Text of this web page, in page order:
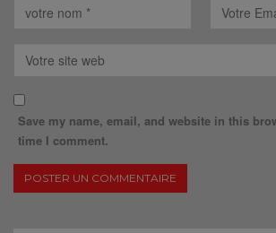
Save my name, email, and website in this
time I comment.